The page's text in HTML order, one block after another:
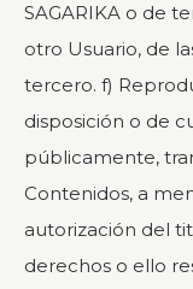
SAGARIKA o de
otro Usuario, de
tercero. f)
disposición o de
públicamente,
Contenidos, a
autorización del
derechos o ello